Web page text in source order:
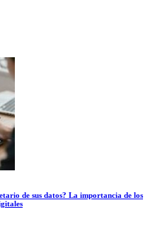
de sus datos? La importancia de los